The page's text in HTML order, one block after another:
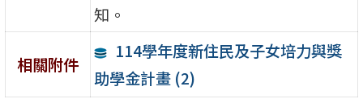
知。
相關附件
114學年度新住民及子女培力與獎
助學金計畫 (2)